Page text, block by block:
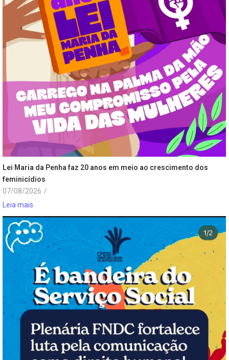
Lei Maria da Penha faz 20 anos em meio ao crescimento dos
feminicídios
07/08/2026 /
Leia mais